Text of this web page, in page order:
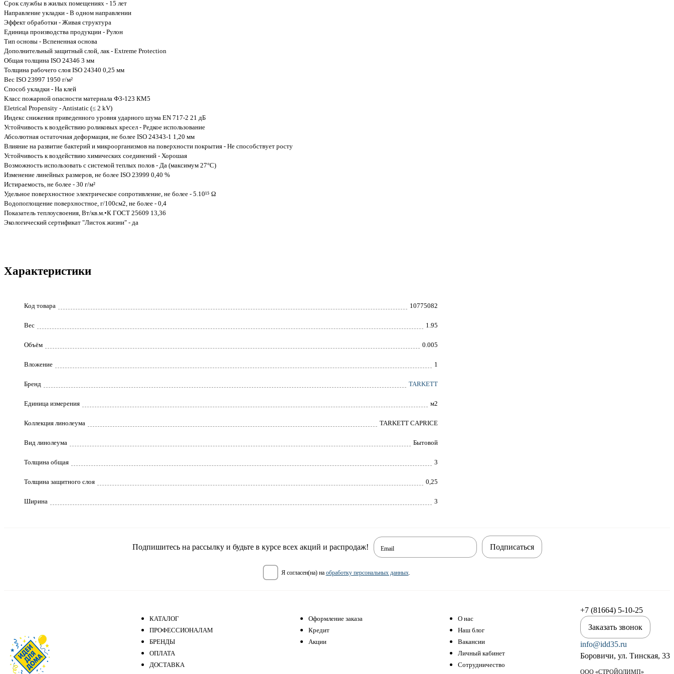
Срок службы в жилых помещениях - 15 лет
Направление укладки - В одном направлении
Эффект обработки - Живая структура
Единица производства продукции - Рулон
Тип основы - Вспененная основа
Дополнительный защитный слой, лак - Extreme Protection
Общая толщина ISO 24346 3 мм
Толщина рабочего слоя ISO 24340 0,25 мм
Вес ISO 23997 1950 г/м²
Способ укладки - На клей
Класс пожарной опасности материала ФЗ-123 КМ5
Eletrical Propensity - Antistatic (≤ 2 kV)
Индекс снижения приведенного уровня ударного шума EN 717-2 21 дБ
Устойчивость к воздействию роликовых кресел - Редкое использование
Абсолютная остаточная деформация, не более ISO 24343-1 1,20 мм
Влияние на развитие бактерий и микроорганизмов на поверхности покрытия - Не способствует росту
Устойчивость к воздействию химических соединений - Хорошая
Возможность использовать с системой теплых полов - Да (максимум 27°C)
Изменение линейных размеров, не более ISO 23999 0,40 %
Истираемость, не более - 30 г/м²
Удельное поверхностное электрическое cопротивление, не более - 5.10¹⁵ Ω
Водопоглощение поверхностное, г/100см2, не более - 0,4
Показатель теплоусвоения, Вт/кв.м.•К ГОСТ 25609 13,36
Экологический сертификат "Листок жизни" - да
Характеристики
Код товара 10775082
Вес 1.95
Объём 0.005
Вложение 1
Бренд TARKETT
Единица измерения м2
Коллекция линолеума TARKETT CAPRICE
Вид линолеума Бытовой
Толщина общая 3
Толщина защитного слоя 0,25
Ширина 3
Подпишитесь на рассылку и будьте в курсе всех акций и распродаж! Email
я согласен(на) на обработку персональных данных.
Подписаться
КАТАЛОГ
ПРОФЕССИОНАЛАМ
БРЕНДЫ
ОПЛАТА
ДОСТАВКА
Оформление заказа
Кредит
Акции
О нас
Наш блог
Вакансии
Личный кабинет
Сотрудничество
+7 (81664) 5-10-25
Заказать звонок
info@idd35.ru
Боровичи, ул. Тинская, 33
ООО «СТРОЙОЛИМП»